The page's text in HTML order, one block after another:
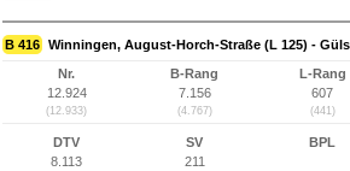
B 416 Winningen, August-Horch-Straße (L 125) -
Nr.
12.924
(12.933)
B-Rang
7.156
(4.767)
L-Rang
607
(441)
DTV
8.113
SV
211
BPL